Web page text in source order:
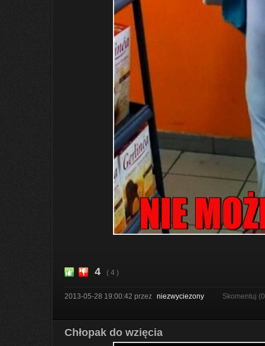
4 ( 4 )
2013-05-28 19:00:42 przez niezwyciezony Skomentuj
Chłopak do wzięcia